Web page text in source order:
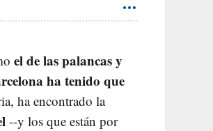
el de las palancas y
ha tenido que
ha encontrado la
--y los que están por